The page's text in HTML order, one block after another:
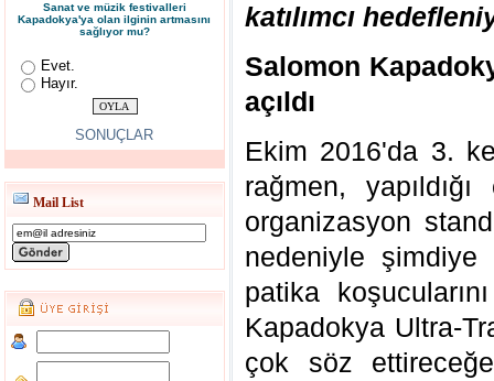
Sanat ve müzik festivalleri
Kapadokya'ya olan ilginin artmasını
sağlıyor mu?
Evet.
Hayır.
SONUÇLAR
Mail List
katılımcı
Salomon
açıldı
Ekim 2016'da 3.
rağmen,
organizasyon
nedeniyle şimdiye
patika
Kapadokya Ultra-
çok söz